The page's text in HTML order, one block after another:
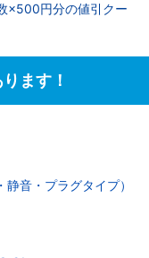
×500円分の値引クー
ます！
音・プラグタイプ）